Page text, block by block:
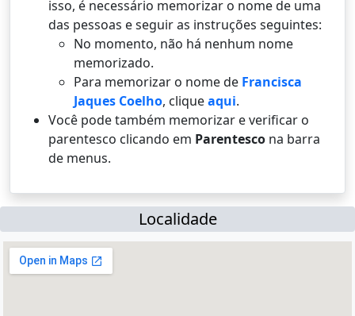
isso, é necessário memorizar o nome de uma
das pessoas e seguir as instruções seguintes:
No momento, não há nenhum nome
memorizado.
Para memorizar o nome de Francisca
Jaques Coelho, cliqueaqui.
Você pode também memorizar e verificar o
parentesco clicando em Parentesco na barra
de menus.
Localidade